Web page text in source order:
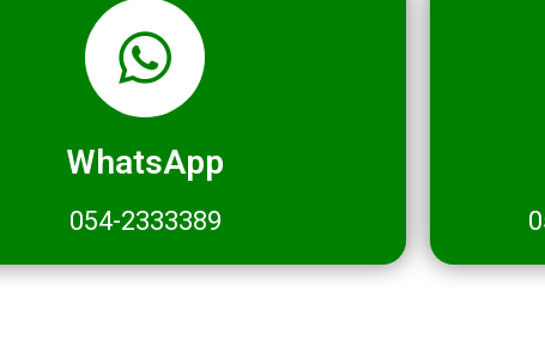
WhatsApp
054-2333389